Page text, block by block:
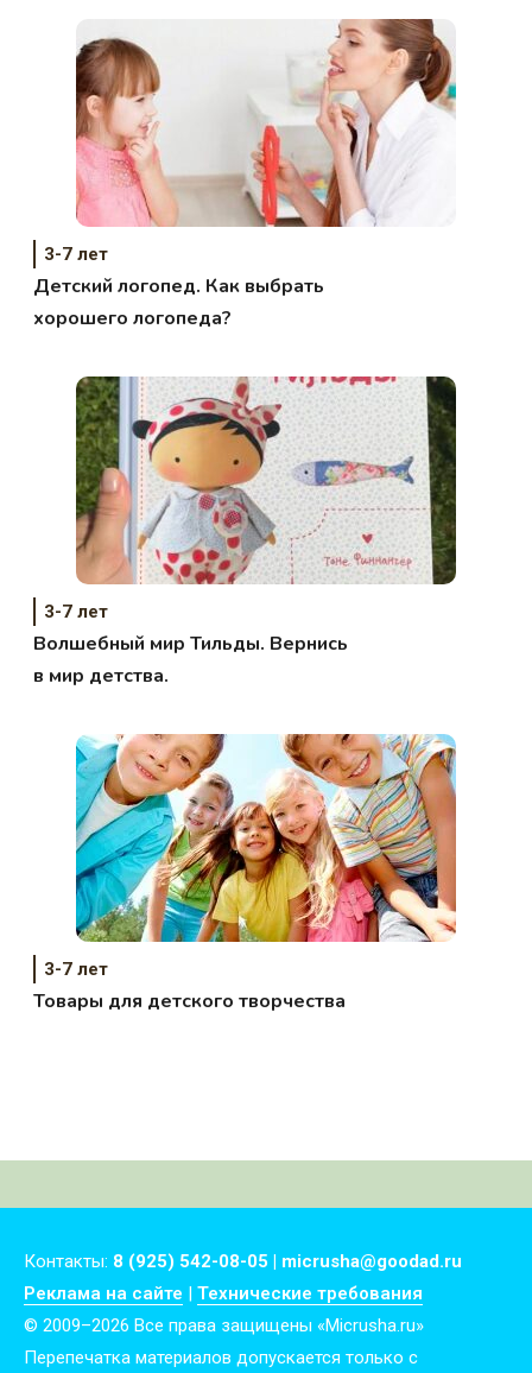
3-7 лет
Детский логопед. Как выбрать
хорошего логопеда?
3-7 лет
Волшебный мир Тильды. Вернись
в мир детства.
3-7 лет
Товары для детского творчества
Контакты: 8 (925) 542-08-05 | micrusha@goodad.ru
Реклама на сайте | Технические требования
© 2009–2026 Все права защищены «Micrusha.ru»
Перепечатка материалов допускается только с